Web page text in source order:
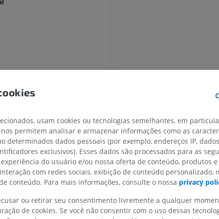
IRM
PREMIUM
IRM do carpo
IRM
PREMIUM
IRM do cotovelo
IRM
inferior
Radiografias
GRÁTIS
IRM do
IRM
PREMIUM
Ressonância
usam cookies ou tecnologias semelhantes, em
permitem analisar e armazenar informações como as
determinados dados pessoais (por exemplo, endereços IP,
exclusivos). Esses dados são processados para as
do usuário e/ou nossa oferta de conteúdo, produtos e
com redes sociais, exibição de conteúdo personalizado,
conteúdo. Para mais informações, consulte o nossa privacy
ou retirar seu consentimento livremente a qualquer
de cookies. Se você não consentir com o uso dessas